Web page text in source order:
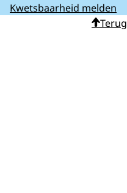
Kwetsbaarheid melden